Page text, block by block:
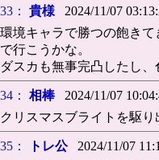
33： 貴様 2024/11/07
環境キャラで勝つの飽き
で行こうかな。
ダスカも無事完凸したし、
34： 相棒2024/11/07
クリスマスブライトを駆
35： トレ公2024/11/07